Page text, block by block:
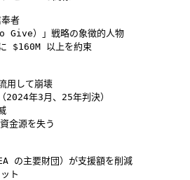
者
）」戦略の象徴的人物
$160M 以上を約束
用して崩壊
年3月、25年判決）
金源を失う
主要財団）が支援額を削減
ト